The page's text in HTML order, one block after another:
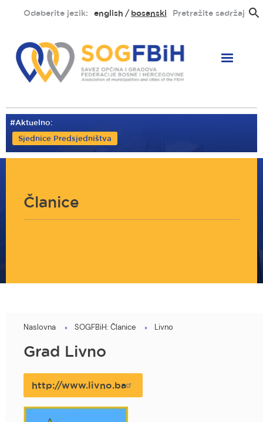
sadržaj
Odaberite jezik: english bosanski Pretražite sadržaj
#Aktuelno:
Sjednice Predsjedništva
Članice
You
are
here
Naslovna SOGFBiH: Članice Livno
Grad Livno
http://www.livno.ba